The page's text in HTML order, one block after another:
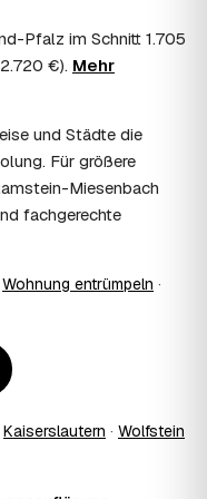
bei einer
Sozialhilfe oder
Wichtig: Den Antrag
ein. AWL
aber nicht
Höfe und
Nachlassverwaltung
Miesenbach
vor Ort; den
ab.
Pfalz im Schnitt 1.705
€). Mehr
und Städte die
Für größere
Miesenbach
fachgerechte
Wohnung entrümpeln ·
Kaiserslautern · Wolfstein